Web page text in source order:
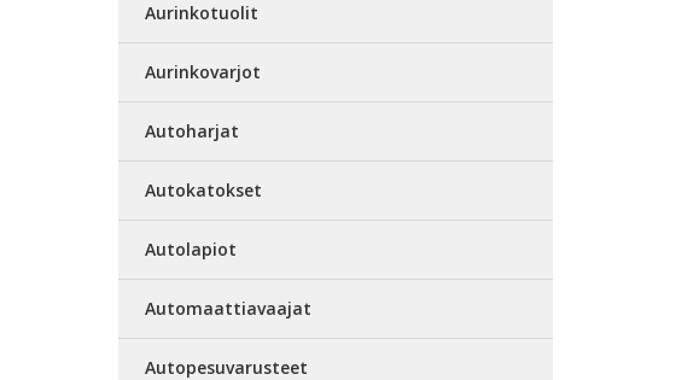
Aurinkotuolit
Aurinkovarjot
Autoharjat
Autokatokset
Autolapiot
Automaattiavaajat
Autopesuvarusteet